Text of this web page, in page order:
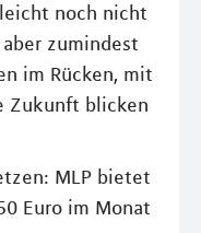
noch nicht
zumindest
im Rücken, mit
Zukunft blicken
MLP bietet
Euro im Monat